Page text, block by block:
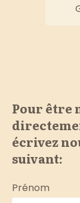
Pour être
écrivez
suivant:
Prénom